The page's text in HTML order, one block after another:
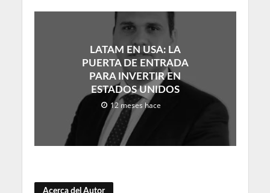
LATAM EN USA: LA
PUERTA DE ENTRADA
PARA INVERTIR EN
ESTADOS UNIDOS
12 meses hace
Acerca del Autor